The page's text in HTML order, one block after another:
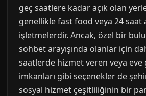
geç saatlere kadar açık olan
genellikle fast food veya 24 saat
işletmelerdir. Ancak, özel bir
sohbet arayışında olanlar için
saatlerde hizmet veren veya eve
imkanları gibi seçenekler de
sosyal hizmet çeşitliliğinin bir